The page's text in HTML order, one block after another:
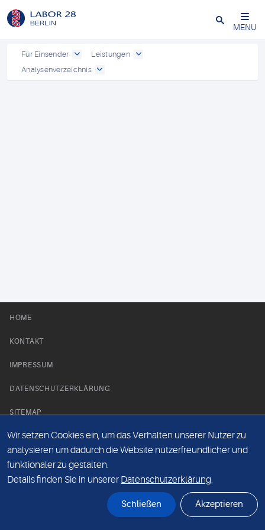
Schließen
MENU
Für Einsender
Leistungen
Analysenverzeichnis
HOME
KONTAKT
IMPRESSUM
DATENSCHUTZERKLÄRUNG
SITEMAP
NEWS PARTNER
Wir setzen Cookies ein, um das Verhalten unserer Nutzer zu
analysieren um dadurch die Website nutzerfreundlicher und
funktionaler zu gestalten.
Details finden Sie in unserer Datenschutzerklärung.
Schließen Akzeptieren